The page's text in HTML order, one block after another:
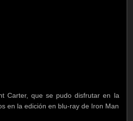
Carter, que se pudo disfrutar en la
en la edición en blu-ray de Iron Man